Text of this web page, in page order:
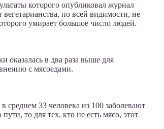
которого опубликовал журнал
по всей видимости, не
умирает большое число людей.
оказалась в два раза выше для
с мясоедами.
33 человека из 100 заболевают
то для тех, кто не есть мясо, этот